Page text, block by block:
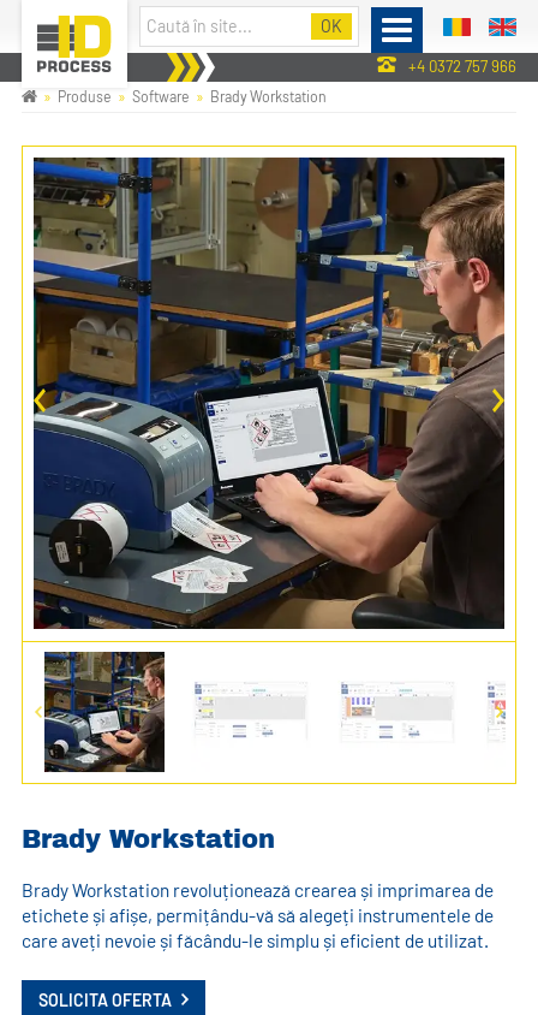
+4 0372 757 966
Produse Software Brady Workstation
Brady Workstation
Brady Workstation revoluționează crearea și imprimarea de
etichete și afișe, permițându-vă să alegeți instrumentele de
care aveți nevoie și făcându-le simplu și eficient de utilizat.
SOLICITA OFERTA